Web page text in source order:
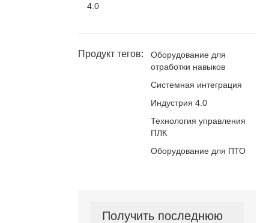
4.0
Продукт тегов:
Оборудование для
отработки навыков
Системная интеграция
Индустрия 4.0
Технология управления
ПЛК
Оборудование для ПТО
Получить последнюю